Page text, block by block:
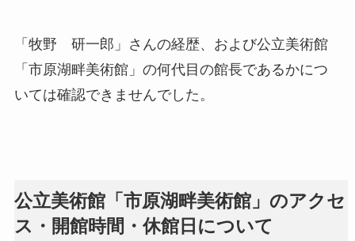
「牧野 研一郎」さんの経歴、および公立美術館
「市原湖畔美術館」の何代目の館長であるかにつ
いては確認できませんでした。
公立美術館「市原湖畔美術館」のアクセ
ス・開館時間・休館日について